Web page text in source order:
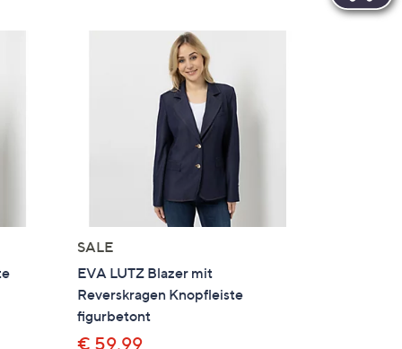
SALE
EVA LUTZ Blazer mit
Reverskragen Knopfleiste
figurbetont
€ 59,99